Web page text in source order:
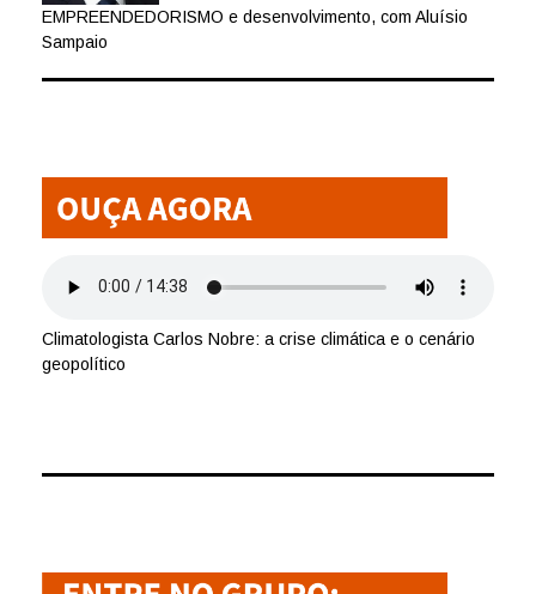
EMPREENDEDORISMO e desenvolvimento, com Aluísio
Sampaio
Climatologista Carlos Nobre: a crise climática e o cenário
geopolítico